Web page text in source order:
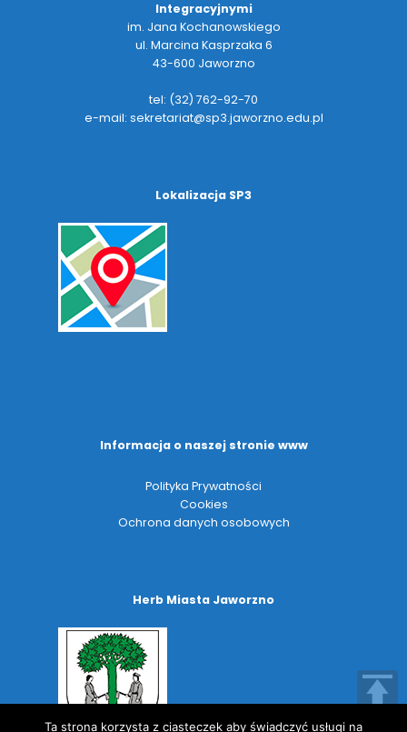
Integracyjnymi
im. Jana Kochanowskiego
ul. Marcina Kasprzaka 6
43-600 Jaworzno
tel: (32) 762-92-70
e-mail: sekretariat@sp3.jaworzno.edu.pl
Lokalizacja SP3
Informacja o naszej stronie www
Polityka Prywatności
Cookies
Ochrona danych osobowych
Herb Miasta Jaworzno
Ta strona korzysta z ciasteczek aby świadczyć usługi na